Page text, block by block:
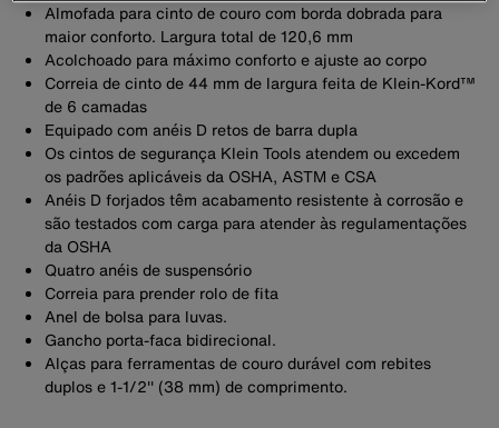
Almofada para cinto de couro com borda dobrada para
maior conforto. Largura total de 120,6 mm
Acolchoado para máximo conforto e ajuste ao corpo
Correia de cinto de 44 mm de largura feita de Klein-Kord™
de 6 camadas
Equipado com anéis D retos de barra dupla
Os cintos de segurança Klein Tools atendem ou excedem
os padrões aplicáveis da OSHA, ASTM e CSA
Anéis D forjados têm acabamento resistente à corrosão e
são testados com carga para atender às regulamentações
da OSHA
Quatro anéis de suspensório
Correia para prender rolo de fita
Anel de bolsa para luvas.
Gancho porta-faca bidirecional.
Alças para ferramentas de couro durável com rebites
duplos e 1-1/2'' (38 mm) de comprimento.